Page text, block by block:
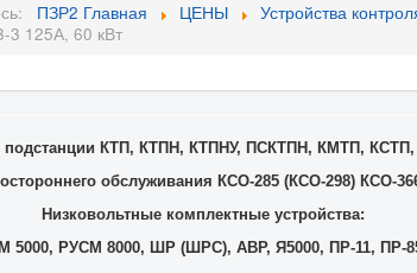
ПЗР2 Главная ЦЕНЫ Устройства
3 125А, 60 кВт
подстанции КТП, КТПН, КТПНУ, ПСКТПН, КМТП,
обслуживания КСО-285 (КСО-298) КСО-
Низковольтные комплектные устройства:
5000, РУСМ 8000, ШР (ШРС), АВР, Я5000, ПР-11, ПР-